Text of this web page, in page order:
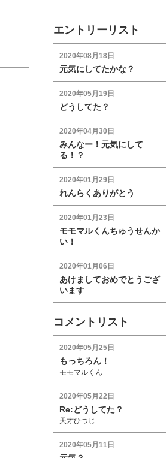
エントリーリスト
2020年08月18日
元気にしてたかな？
2020年05月19日
どうしてた？
2020年04月30日
みんなー！元気にして
る！？
2020年01月29日
れんらくありがとう
2020年01月23日
モモマルくんちゅうせんか
い！
2020年01月06日
あけましておめでとうござ
います
コメントリスト
2020年05月25日
もっちろん！
モモマルくん
2020年05月22日
Re:どうしてた？
天才ひつじ
2020年05月11日